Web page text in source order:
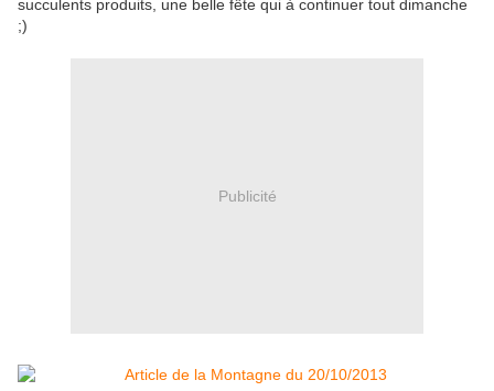
succulents produits, une belle fête qui à continuer tout dimanche
;)
Publicité